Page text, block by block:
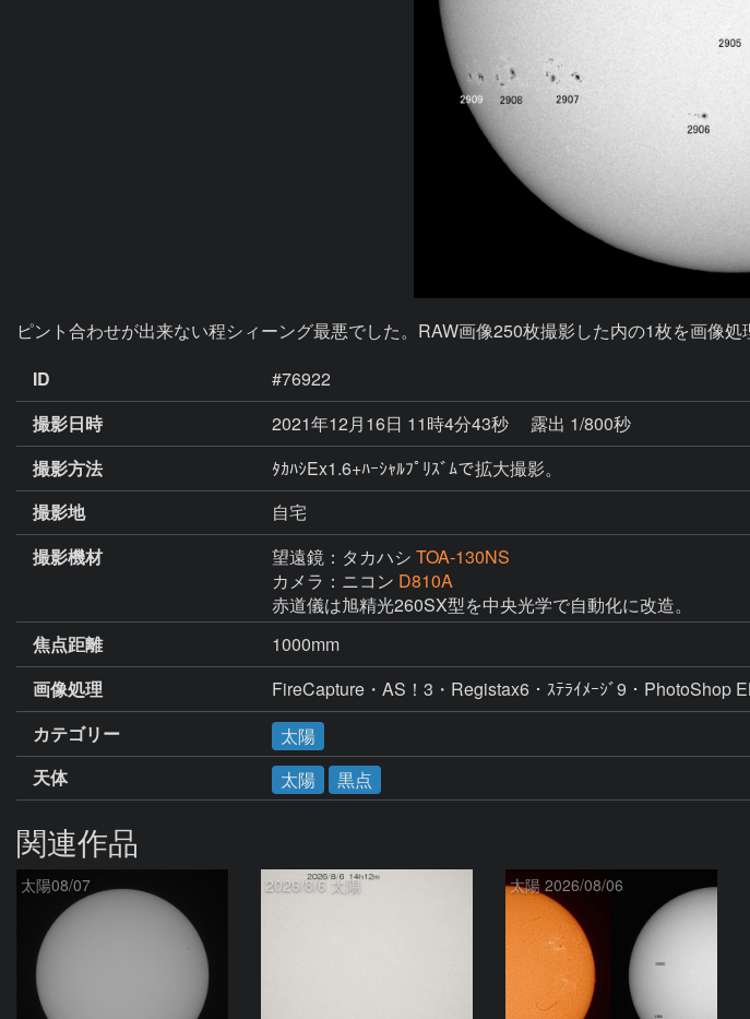
ピント合わせが出来ない程シィーング最悪でした。RAW画像250枚撮影した内の1枚を画像処
ID
#76922
撮影日時
2021年12月16日 11時4分43秒
露出 1/800秒
撮影方法
ﾀｶﾊｼEx1.6+ﾊｰｼｬﾙﾌﾟﾘｽﾞﾑで拡大撮影。
撮影地
自宅
撮影機材
望遠鏡：タカハシ TOA-130NS
カメラ：ニコン D810A
赤道儀は旭精光260SX型を中央光学で自動化に改造。
焦点距離
1000mm
画像処理
FireCapture・AS！3・Registax6・ｽﾃﾗｲﾒｰｼﾞ9・PhotoShop
カテゴリー
太陽
天体
太陽 黒点
関連作品
太陽08/07 2026/8/6 太陽 太陽 2026/08/06